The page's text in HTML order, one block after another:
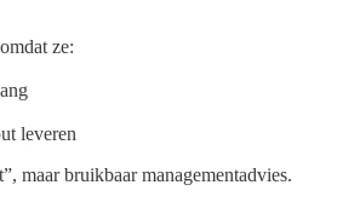
ze:
leveren
maar bruikbaar managementadvies.